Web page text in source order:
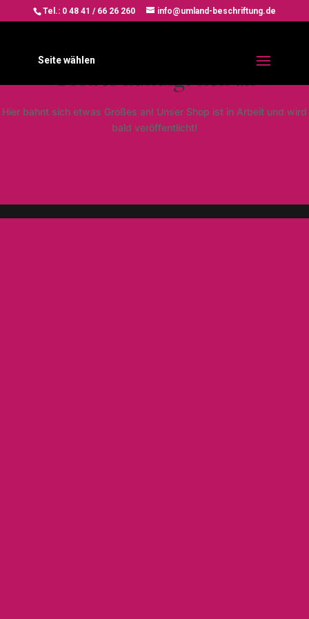
Tel.: 0 48 41 / 66 26 260 info@umland-beschriftung.de
Seite wählen
Großes kündigt sich an
Hier bahnt sich etwas Großes an! Unser Shop ist in Arbeit und wird
bald veröffentlicht!